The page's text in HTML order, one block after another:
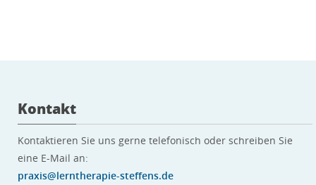
Kontakt
Kontaktieren Sie uns gerne telefonisch oder schreiben Sie
eine E-Mail an:
praxis@lerntherapie-steffens.de